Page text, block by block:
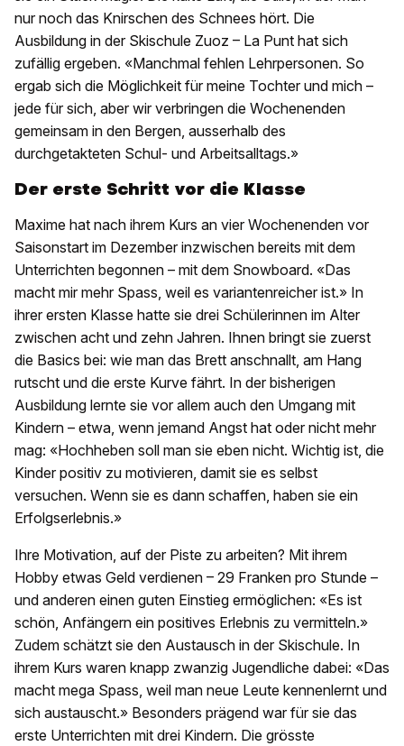
nur noch das Knirschen des Schnees hört. Die
Ausbildung in der Skischule Zuoz – La Punt hat sich
zufällig ergeben. «Manchmal fehlen Lehrpersonen. So
ergab sich die Möglichkeit für meine Tochter und mich –
jede für sich, aber wir verbringen die Wochenenden
gemeinsam in den Bergen, ausserhalb des
durchgetakteten Schul- und Arbeitsalltags.»
Der erste Schritt vor die Klasse
Maxime hat nach ihrem Kurs an vier Wochenenden vor
Saisonstart im Dezember inzwischen bereits mit dem
Unterrichten begonnen – mit dem Snowboard. «Das
macht mir mehr Spass, weil es variantenreicher ist.» In
ihrer ersten Klasse hatte sie drei Schülerinnen im Alter
zwischen acht und zehn Jahren. Ihnen bringt sie zuerst
die Basics bei: wie man das Brett anschnallt, am Hang
rutscht und die erste Kurve fährt. In der bisherigen
Ausbildung lernte sie vor allem auch den Umgang mit
Kindern – etwa, wenn jemand Angst hat oder nicht mehr
mag: «Hochheben soll man sie eben nicht. Wichtig ist, die
Kinder positiv zu motivieren, damit sie es selbst
versuchen. Wenn sie es dann schaffen, haben sie ein
Erfolgserlebnis.»
Ihre Motivation, auf der Piste zu arbeiten? Mit ihrem
Hobby etwas Geld verdienen – 29 Franken pro Stunde –
und anderen einen guten Einstieg ermöglichen: «Es ist
schön, Anfängern ein positives Erlebnis zu vermitteln.»
Zudem schätzt sie den Austausch in der Skischule. In
ihrem Kurs waren knapp zwanzig Jugendliche dabei: «Das
macht mega Spass, weil man neue Leute kennenlernt und
sich austauscht.» Besonders prägend war für sie das
erste Unterrichten mit drei Kindern. Die grösste